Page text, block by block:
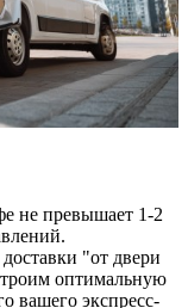
не превышает 1-2
"от двери
оптимальную
вашего экспресс-